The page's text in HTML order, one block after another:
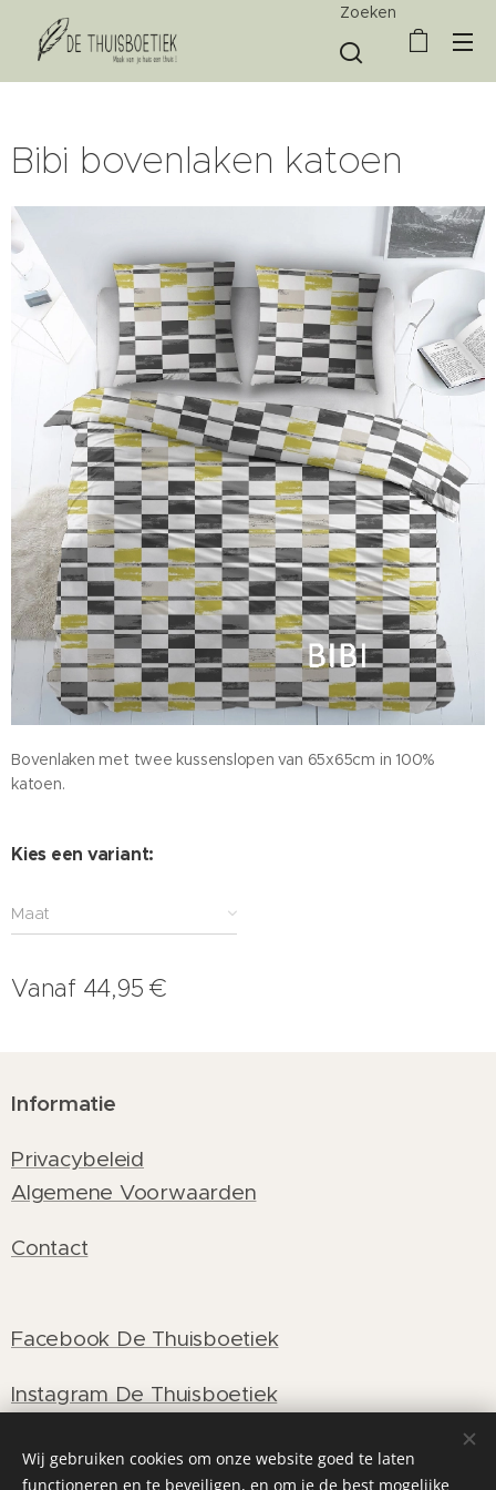
Zoeken
Bibi bovenlaken katoen
Bovenlaken met twee kussenslopen van 65x65cm in 100%
katoen.
Kies een variant:
Maat
Vanaf 44,95 €
Informatie
Privacybeleid
Algemene Voorwaarden
Contact
Facebook De Thuisboetiek
Instagram De Thuisboetiek
Wij gebruiken cookies om onze website goed te laten
functioneren en te beveiligen, en om je de best mogelijke